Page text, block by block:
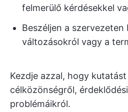
felmerülő kérdésekkel
Beszéljen a szervezeten
változásokról vagy a
Kezdje azzal, hogy
célközönségről,
problémáikról.